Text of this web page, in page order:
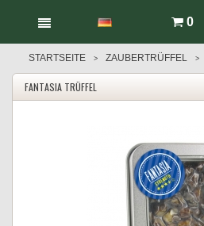
0
STARTSEITE > ZAUBERTRÜFFEL >
FANTASIA TRÜFFEL